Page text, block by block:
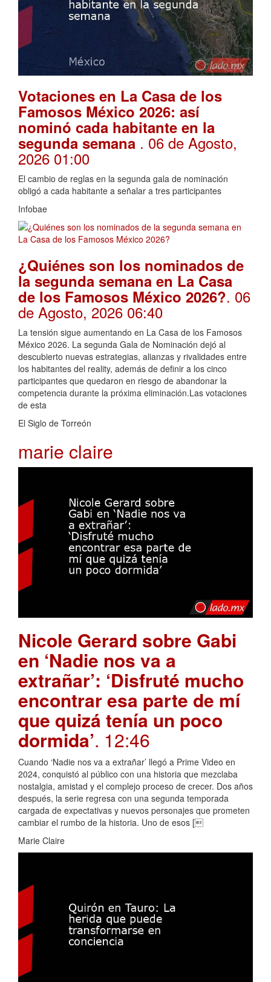
Votaciones en La Casa de los
Famosos México 2026: así
nominó cada habitante en la
segunda semana . 06 de Agosto,
2026 01:00
El cambio de reglas en la segunda gala de nominación
obligó a cada habitante a señalar a tres participantes
Infobae
¿Quiénes son los nominados de
la segunda semana en La Casa
de los Famosos México 2026?. 06
de Agosto, 2026 06:40
La tensión sigue aumentando en La Casa de los Famosos
México 2026. La segunda Gala de Nominación dejó al
descubierto nuevas estrategias, alianzas y rivalidades entre
los habitantes del reality, además de definir a los cinco
participantes que quedaron en riesgo de abandonar la
competencia durante la próxima eliminación.Las votaciones
de esta
El Siglo de Torreón
marie claire
Nicole Gerard sobre Gabi
en ‘Nadie nos va a
extrañar’: ‘Disfruté mucho
encontrar esa parte de mí
que quizá tenía un poco
dormida’. 12:46
Cuando ‘Nadie nos va a extrañar’ llegó a Prime Video en
2024, conquistó al público con una historia que mezclaba
nostalgia, amistad y el complejo proceso de crecer. Dos años
después, la serie regresa con una segunda temporada
cargada de expectativas y nuevos personajes que prometen
cambiar el rumbo de la historia. Uno de esos [
Marie Claire